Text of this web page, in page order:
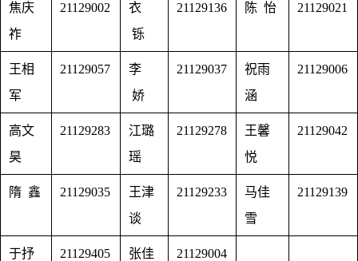
焦庆
祚
21129002
衣
铄
21129136 陈 怡 21129021
王相
军
21129057
李
娇
21129037
祝雨
涵
21129006
高文
昊
21129283
江璐
瑶
21129278
王馨
悦
21129042
隋 鑫 21129035
王津
谈
21129233
马佳
雪
21129139
于抒
21129405
张佳
21129004